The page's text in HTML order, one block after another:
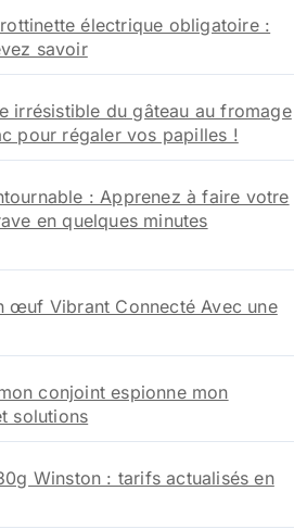
électrique obligatoire :
savoir
irrésistible du gâteau au fromage
pour régaler vos papilles !
: Apprenez à faire votre
en quelques minutes
œuf Vibrant Connecté Avec une
conjoint espionne mon
solutions
Winston : tarifs actualisés en